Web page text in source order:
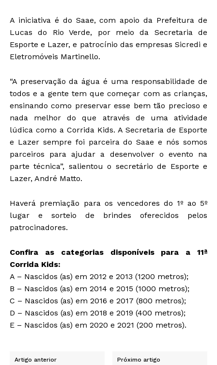
A iniciativa é do Saae, com apoio da Prefeitura de
Lucas do Rio Verde, por meio da Secretaria de
Esporte e Lazer, e patrocínio das empresas Sicredi e
Eletromóveis Martinello.
“A preservação da água é uma responsabilidade de
todos e a gente tem que começar com as crianças,
ensinando como preservar esse bem tão precioso e
nada melhor do que através de uma atividade
lúdica como a Corrida Kids. A Secretaria de Esporte
e Lazer sempre foi parceira do Saae e nós somos
parceiros para ajudar a desenvolver o evento na
parte técnica”, salientou o secretário de Esporte e
Lazer, André Matto.
Haverá premiação para os vencedores do 1º ao 5º
lugar e sorteio de brindes oferecidos pelos
patrocinadores.
Confira as categorias disponíveis para a 11ª
Corrida Kids:
A – Nascidos (as) em 2012 e 2013 (1200 metros);
B – Nascidos (as) em 2014 e 2015 (1000 metros);
C – Nascidos (as) em 2016 e 2017 (800 metros);
D – Nascidos (as) em 2018 e 2019 (400 metros);
E – Nascidos (as) em 2020 e 2021 (200 metros).
Artigo anterior Próximo artigo